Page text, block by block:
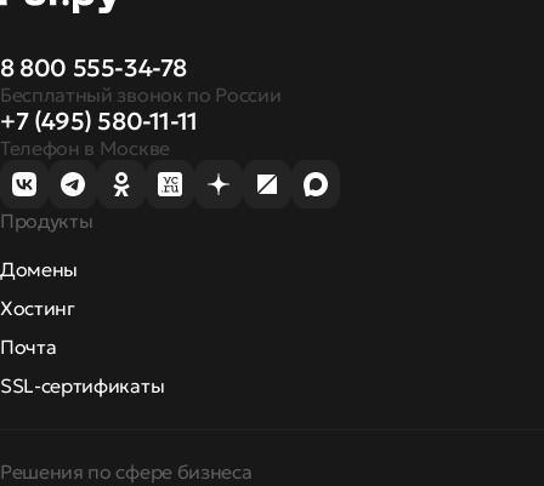
8 800 555-34-78
Бесплатный звонок по России
+7 (495) 580-11-11
Телефон в Москве
Продукты
Домены
Хостинг
Почта
SSL-сертификаты
Решения по сфере бизнеса